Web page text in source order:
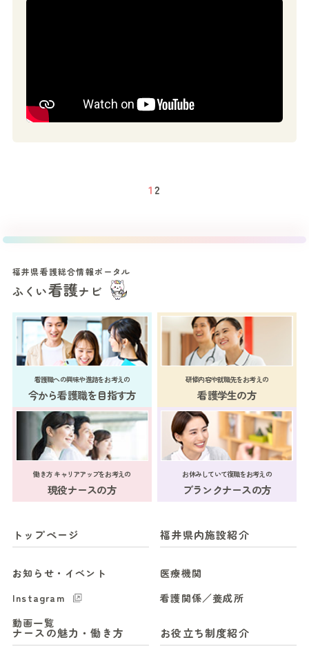
12
福井県看護総合情報ポータル
ふくい看護ナビ
看護職への興味や進路をお考えの
今から看護職を目指す方
研修内容や就職先をお考えの
看護学生の方
働き方 キャリアアップをお考えの
現役ナースの方
お休みしていて復職をお考えの
ブランクナースの方
トップページ
お知らせ・イベント
Instagram
動画一覧
福井県内施設紹介
医療機関
看護関係／養成所
ナースの魅力・働き方 お役立ち制度紹介